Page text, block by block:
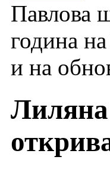
Павлова
година
и на